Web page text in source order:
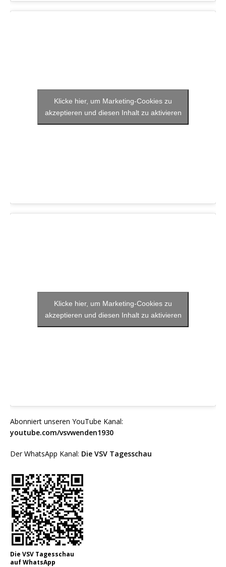
Klicke hier, um Marketing-Cookies zu
akzeptieren und diesen Inhalt zu aktivieren
Klicke hier, um Marketing-Cookies zu
akzeptieren und diesen Inhalt zu aktivieren
Abonniert unseren YouTube Kanal:
youtube.com/vsvwenden1930
Der WhatsApp Kanal: Die VSV Tagesschau
Die VSV Tagesschau
auf WhatsApp